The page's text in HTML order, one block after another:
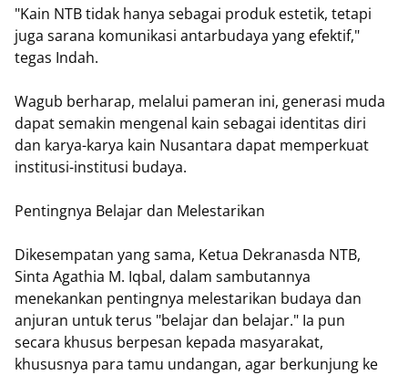
"Kain NTB tidak hanya sebagai produk estetik, tetapi
juga sarana komunikasi antarbudaya yang efektif,"
tegas Indah.
Wagub berharap, melalui pameran ini, generasi muda
dapat semakin mengenal kain sebagai identitas diri
dan karya-karya kain Nusantara dapat memperkuat
institusi-institusi budaya.
Pentingnya Belajar dan Melestarikan
Dikesempatan yang sama, Ketua Dekranasda NTB,
Sinta Agathia M. Iqbal, dalam sambutannya
menekankan pentingnya melestarikan budaya dan
anjuran untuk terus "belajar dan belajar." Ia pun
secara khusus berpesan kepada masyarakat,
khususnya para tamu undangan, agar berkunjung ke